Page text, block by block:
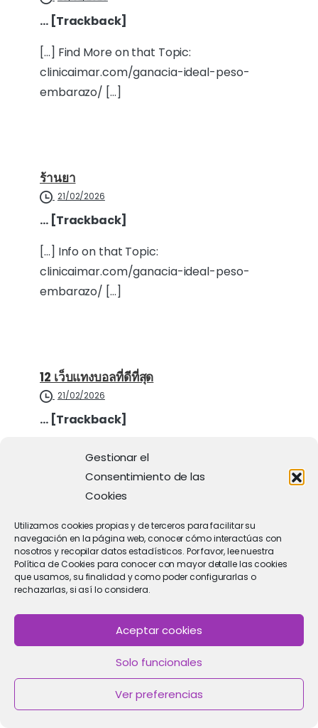
Gestionar el
Consentimiento de las
Cookies
Utilizamos cookies propias y de terceros para facilitar su
navegación en la página web, conocer cómo interactúas con
nosotros y recopilar datos estadísticos. Por favor, lee nuestra
Política de Cookies para conocer con mayor detalle las cookies
que usamos, su finalidad y como poder configurarlas o
rechazarlas, si así lo considera.
Aceptar cookies
Solo funcionales
Ver preferencias
… [Trackback]
[…] Find More on that Topic:
clinicaimar.com/ganacia-ideal-peso-
embarazo/ […]
ร้านยา
21/02/2026
… [Trackback]
[…] Info on that Topic:
clinicaimar.com/ganacia-ideal-peso-
embarazo/ […]
12 เว็บแทงบอลที่ดีที่สุด
21/02/2026
… [Trackback]
[…] Here you can find 1059 additional Info on
that Topic: clinicaimar.com/ganacia-ideal-
peso-embarazo/ […]
Thermage
04/02/2026
… [Trackback]
[…] Read More on to that Topic:
clinicaimar.com/ganacia-ideal-peso-
embarazo/ […]